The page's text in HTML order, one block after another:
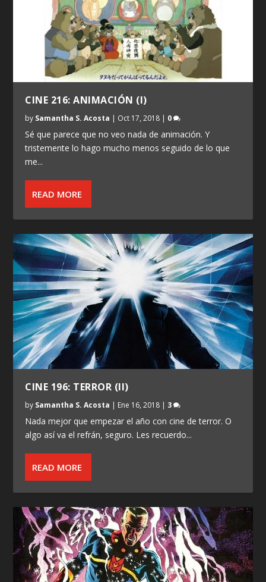
CINE 216: ANIMACIÓN (I)
by Samantha S. Acosta | Oct 17, 2018 | 0
Sé que parece que no veo nada de animación. Y
tristemente lo hago mucho menos seguido de lo que
me...
READ MORE
CINE 196: TERROR (II)
by Samantha S. Acosta | Ene 16, 2018 | 3
Nada mejor que empezar el año con cine de terror. O
algo así va el refrán, seguro. Les recuerdo...
READ MORE